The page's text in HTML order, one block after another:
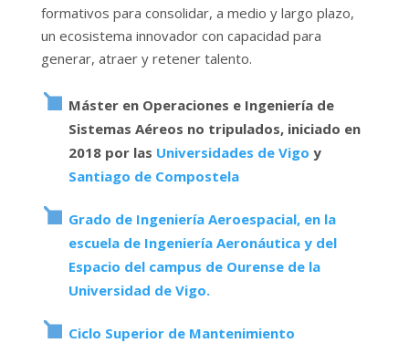
formativos para consolidar, a medio y largo plazo,
un ecosistema innovador con capacidad para
generar, atraer y retener talento.
Máster en Operaciones e Ingeniería de
Sistemas Aéreos no tripulados, iniciado en
2018 por las Universidades de Vigo y
Santiago de Compostela
Grado de Ingeniería Aeroespacial, en la
escuela de Ingeniería Aeronáutica y del
Espacio del campus de Ourense de la
Universidad de Vigo.
Ciclo Superior de Mantenimiento